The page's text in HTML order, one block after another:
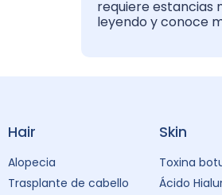
requiere estancias
leyendo y conoce
Hair
Alopecia
Trasplante de cabello
Skin
Toxina
Ácido